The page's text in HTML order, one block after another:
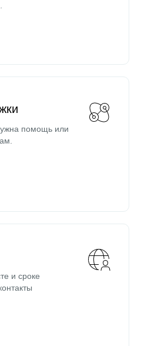
помощь или
и сроке